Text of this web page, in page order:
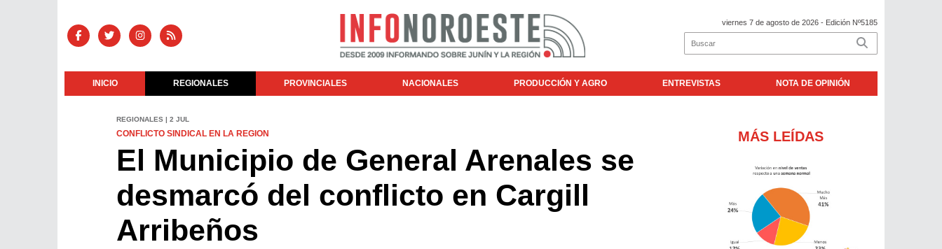
viernes 7 de agosto de 2026 - Edición Nº5185
INICIO REGIONALES PROVINCIALES NACIONALES PRODUCCIÓN Y AGRO ENTREVISTAS NOTA DE OPINIÓN
REGIONALES | 2 JUL
CONFLICTO SINDICAL EN LA REGION
El Municipio de General Arenales se
desmarcó del conflicto en Cargill
Arribeños
MÁS LEÍDAS